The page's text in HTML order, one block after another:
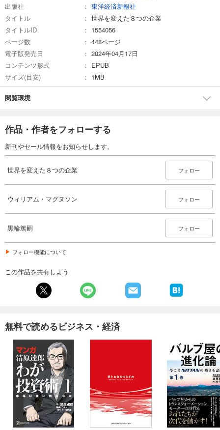
出版社
東洋経済新報社
タイトル
世界を変えた８つの企業
タイトルID
1554056
ページ数
448ページ
電子版発売日
2024年04月17日
コンテンツ形式
EPUB
サイズ(目安)
1MB
閲覧環境
作品・作者をフォローする
新刊やセール情報をお知らせします。
世界を変えた８つの企業 フォロー
ウィリアム・マグヌソン フォロー
黒輪篤嗣 フォロー
フォロー機能について
この作品を共有しよう
無料で読めるビジネス・経済